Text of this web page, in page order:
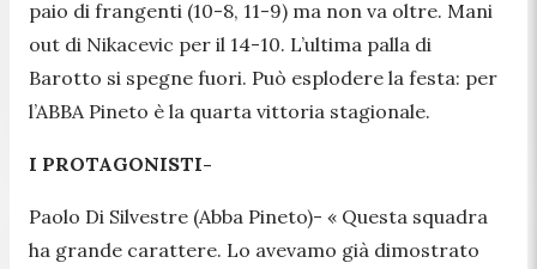
paio di frangenti (10-8, 11-9) ma non va oltre. Mani
out di Nikacevic per il 14-10. L’ultima palla di
Barotto si spegne fuori. Può esplodere la festa: per
l’ABBA Pineto è la quarta vittoria stagionale.
I PROTAGONISTI-
Paolo Di Silvestre (Abba Pineto)- « Questa squadra
ha grande carattere. Lo avevamo già dimostrato